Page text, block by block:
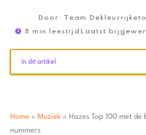
Door: Team
8 min leestijd Laatst
In dit artikel
Home » Muziek » Hazes Top 100 met de
nummers